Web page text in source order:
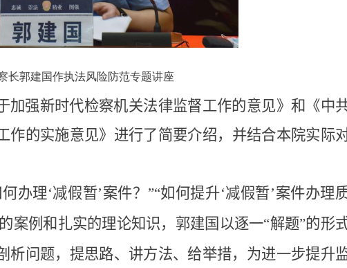
长郭建国作执法风险防范专题讲座
加强新时代检察机关法律监督工作的意见》和《中
的实施意见》 进行了简要介绍，并结合本院实际
办理‘减假暂’案件？”“如何提升‘减假暂’案件办理
案例和扎实的理论知识，郭建国以逐一“解题”的形
析问题，提思路、讲方法、给举措，为进一步提升